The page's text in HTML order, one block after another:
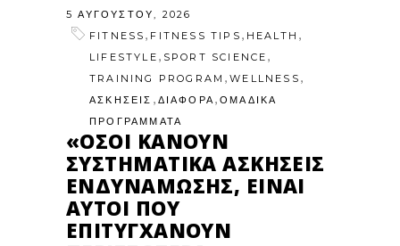
5 ΑΥΓΟΎΣΤΟΥ, 2026
FITNESS , FITNESS TIPS , HEALTH ,
LIFESTYLE , SPORT SCIENCE ,
TRAINING PROGRAM ,WELLNESS ,
ΑΣΚΗΣΕΙΣ , ΔΙΑΦΟΡΑ ,ΟΜΑΔΙΚΑ
ΠΡΟΓΡΑΜΜΑΤΑ
«ΌΣΟΙ ΚΆΝΟΥΝ
ΣΥΣΤΗΜΑΤΙΚΆ ΑΣΚΉΣΕΙΣ
ΕΝΔΥΝΆΜΩΣΗΣ, ΕΊΝΑΙ
ΑΥΤΟΊ ΠΟΥ
ΕΠΙΤΥΓΧΆΝΟΥΝ